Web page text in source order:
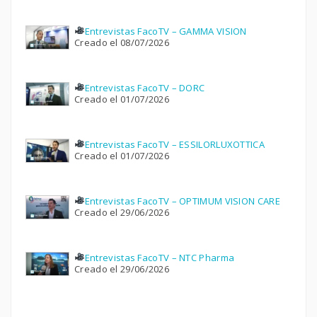
Entrevistas FacoTV – GAMMA VISION
Creado el 08/07/2026
Entrevistas FacoTV – DORC
Creado el 01/07/2026
Entrevistas FacoTV – ESSILORLUXOTTICA
Creado el 01/07/2026
Entrevistas FacoTV – OPTIMUM VISION CARE
Creado el 29/06/2026
Entrevistas FacoTV – NTC Pharma
Creado el 29/06/2026